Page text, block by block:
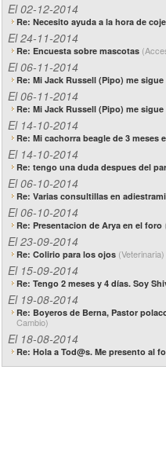
El 02-12-2014
Re: Necesito ayuda a la hora de
El 24-11-2014
Re: Encuesta sobre mascotas
El 06-11-2014
Re: Mi Jack Russell (Pipo) me
El 06-11-2014
Re: Mi Jack Russell (Pipo) me
El 14-10-2014
Re: Mi cachorra beagle de 3 meses
El 14-10-2014
Re: tengo una duda despues del
El 06-10-2014
Re: Varias consultillas en
El 06-10-2014
Re: Presentacion de Arya en el foro
El 23-09-2014
Re: Colirio para los ojos (Veterinaria)
El 15-09-2014
Re: Tengo 2 meses y 4 días. Soy
El 19-08-2014
Re: Boyeros de Berna, Pastor
Cambio)
El 18-08-2014
Re: Hola a Tod@s. Me presento al